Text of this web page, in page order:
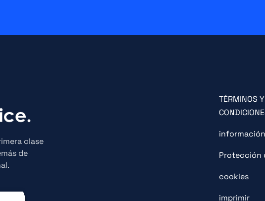
clase
de
TÉRMINOS Y
información
Protección
cookies
imprimir